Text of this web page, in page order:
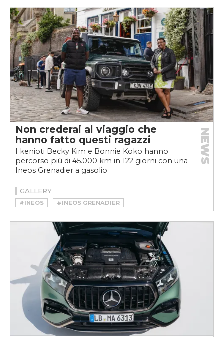
Non crederai al viaggio che
hanno fatto questi ragazzi
I kenioti Becky Kim e Bonnie Koko hanno
percorso più di 45.000 km in 122 giorni con una
Ineos Grenadier a gasolio
NEWS
GALLERY
#INEOS #INEOS GRENADIER